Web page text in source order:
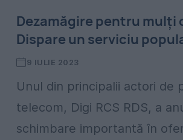
Dezamăgire pentru mulți
Dispare un serviciu
9 IULIE 2023
Unul din principalii actori de
telecom, Digi RCS RDS, a
schimbare importantă în